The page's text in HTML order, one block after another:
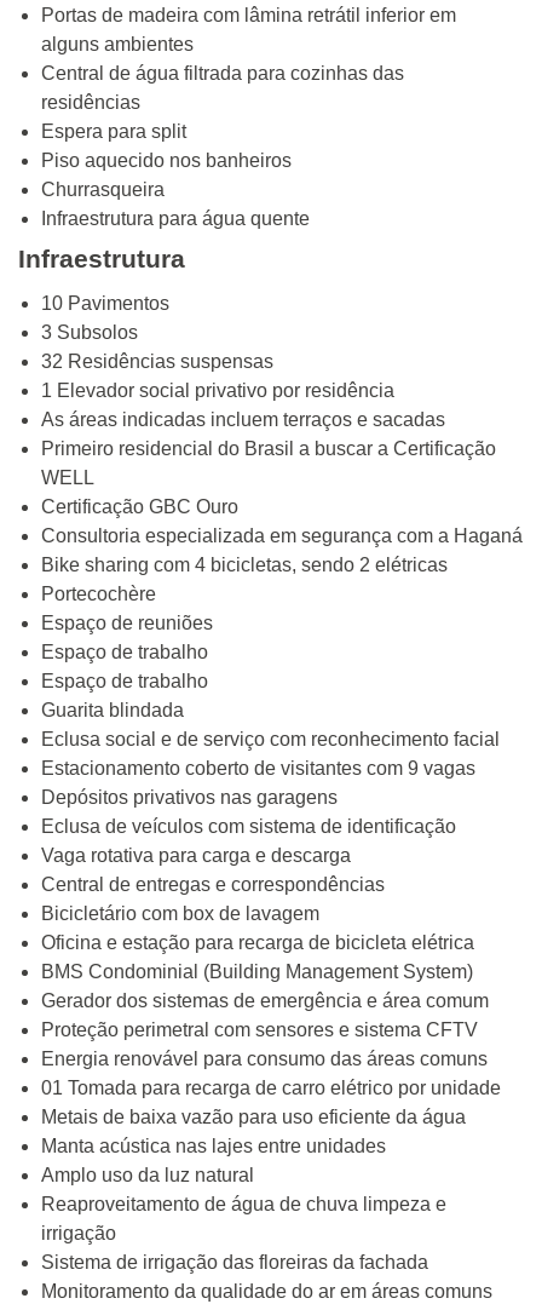
Portas de madeira com lâmina retrátil inferior em
alguns ambientes
Central de água filtrada para cozinhas das
residências
Espera para split
Piso aquecido nos banheiros
Churrasqueira
Infraestrutura para água quente
Infraestrutura
10 Pavimentos
3 Subsolos
32 Residências suspensas
1 Elevador social privativo por residência
As áreas indicadas incluem terraços e sacadas
Primeiro residencial do Brasil a buscar a Certificação
WELL
Certificação GBC Ouro
Consultoria especializada em segurança com a Haganá
Bike sharing com 4 bicicletas, sendo 2 elétricas
Portecochère
Espaço de reuniões
Espaço de trabalho
Espaço de trabalho
Guarita blindada
Eclusa social e de serviço com reconhecimento facial
Estacionamento coberto de visitantes com 9 vagas
Depósitos privativos nas garagens
Eclusa de veículos com sistema de identificação
Vaga rotativa para carga e descarga
Central de entregas e correspondências
Bicicletário com box de lavagem
Oficina e estação para recarga de bicicleta elétrica
BMS Condominial (Building Management System)
Gerador dos sistemas de emergência e área comum
Proteção perimetral com sensores e sistema CFTV
Energia renovável para consumo das áreas comuns
01 Tomada para recarga de carro elétrico por unidade
Metais de baixa vazão para uso eficiente da água
Manta acústica nas lajes entre unidades
Amplo uso da luz natural
Reaproveitamento de água de chuva limpeza e
irrigação
Sistema de irrigação das floreiras da fachada
Monitoramento da qualidade do ar em áreas comuns